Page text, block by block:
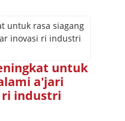
untuk
a'jari
ri industri